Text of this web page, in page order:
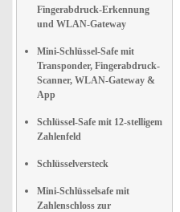
Fingerabdruck-Erkennung
und WLAN-Gateway
Mini-Schlüssel-Safe mit
Transponder, Fingerabdruck-
Scanner, WLAN-Gateway &
App
Schlüssel-Safe mit 12-stelligem
Zahlenfeld
Schlüsselversteck
Mini-Schlüsselsafe mit
Zahlenschloss zur